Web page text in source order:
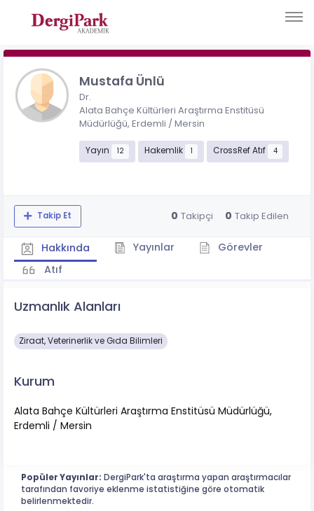
Mustafa Ünlü
Dr.
Alata Bahçe Kültürleri Araştırma Enstitüsü
Müdürlüğü, Erdemli / Mersin
Yayın 12 Hakemlik 1 CrossRef Atıf 4
Takip Et 0 Takipçi 0 Takip Edilen
Hakkında Yayınlar
Görevler
Atıf
Uzmanlık Alanları
Ziraat, Veterinerlik ve Gıda Bilimleri
Kurum
Alata Bahçe Kültürleri Araştırma Enstitüsü Müdürlüğü,
Erdemli / Mersin
Popüler Yayınlar: DergiPark'ta araştırma yapan araştırmacılar
tarafından favoriye eklenme istatistiğine göre otomatik
belirlenmektedir.